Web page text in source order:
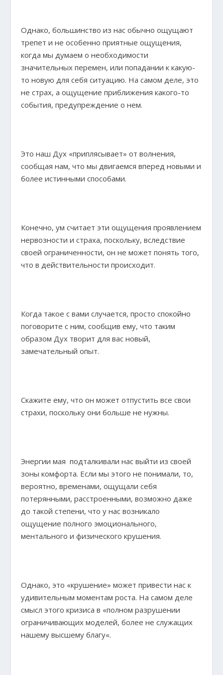
Однако, большинство из нас обычно ощущают
трепет и не особенно приятные ощущения,
когда мы думаем о необходимости
значительных перемен, или попадании к какую-
то новую для себя ситуацию. На самом деле, это
не страх, а ощущение приближения какого-то
события, предупреждение о нем.
Это наш Дух «приплясывает» от волнения,
сообщая нам, что мы двигаемся вперед новыми и
более истинными способами.
Конечно, ум считает эти ощущения проявлением
нервозности и страха, поскольку, вследствие
своей ограниченности, он не может понять того,
что в действительности происходит.
Когда такое с вами случается, просто спокойно
поговорите с ним, сообщив ему, что таким
образом Дух творит для вас новый,
замечательный опыт.
Скажите ему, что он может отпустить все свои
страхи, поскольку они больше не нужны.
Энергии мая подталкивали нас выйти из своей
зоны комфорта. Если мы этого не понимали, то,
вероятно, временами, ощущали себя
потерянными, расстроенными, возможно даже
до такой степени, что у нас возникало
ощущение полного эмоционального,
ментального и физического крушения.
Однако, это «крушение» может привести нас к
удивительным моментам роста. На самом деле
смысл этого кризиса в «полном разрушении
ограничивающих моделей, более не служащих
нашему высшему благу«.